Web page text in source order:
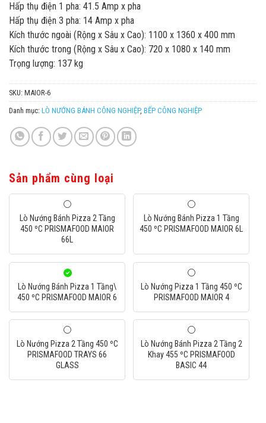
Hấp thụ điện 1 pha: 41.5 Amp x pha
Hấp thụ điện 3 pha: 14 Amp x pha
Kích thước ngoài (Rộng x Sâu x Cao): 1100 x 1360 x 400 mm
Kích thước trong (Rộng x Sâu x Cao): 720 x 1080 x 140 mm
Trọng lượng: 137 kg
SKU: MAIOR-6
Danh mục: LÒ NƯỚNG BÁNH CÔNG NGHIỆP, BẾP CÔNG NGHIỆP
Sản phẩm cùng loại
Lò Nướng Bánh Pizza 2 Tầng
450 ºC PRISMAFOOD MAIOR
66L
Lò Nướng Bánh Pizza 1 Tầng
450 ºC PRISMAFOOD MAIOR 6L
Lò Nướng Bánh Pizza 1 Tầng\
450 ºC PRISMAFOOD MAIOR 6
Lò Nướng Pizza 1 Tầng 450 ºC
PRISMAFOOD MAIOR 4
Lò Nướng Pizza 2 Tầng 450 ºC
PRISMAFOOD TRAYS 66
GLASS
Lò Nướng Bánh Pizza 2 Tầng 2
Khay 455 ºC PRISMAFOOD
BASIC 44